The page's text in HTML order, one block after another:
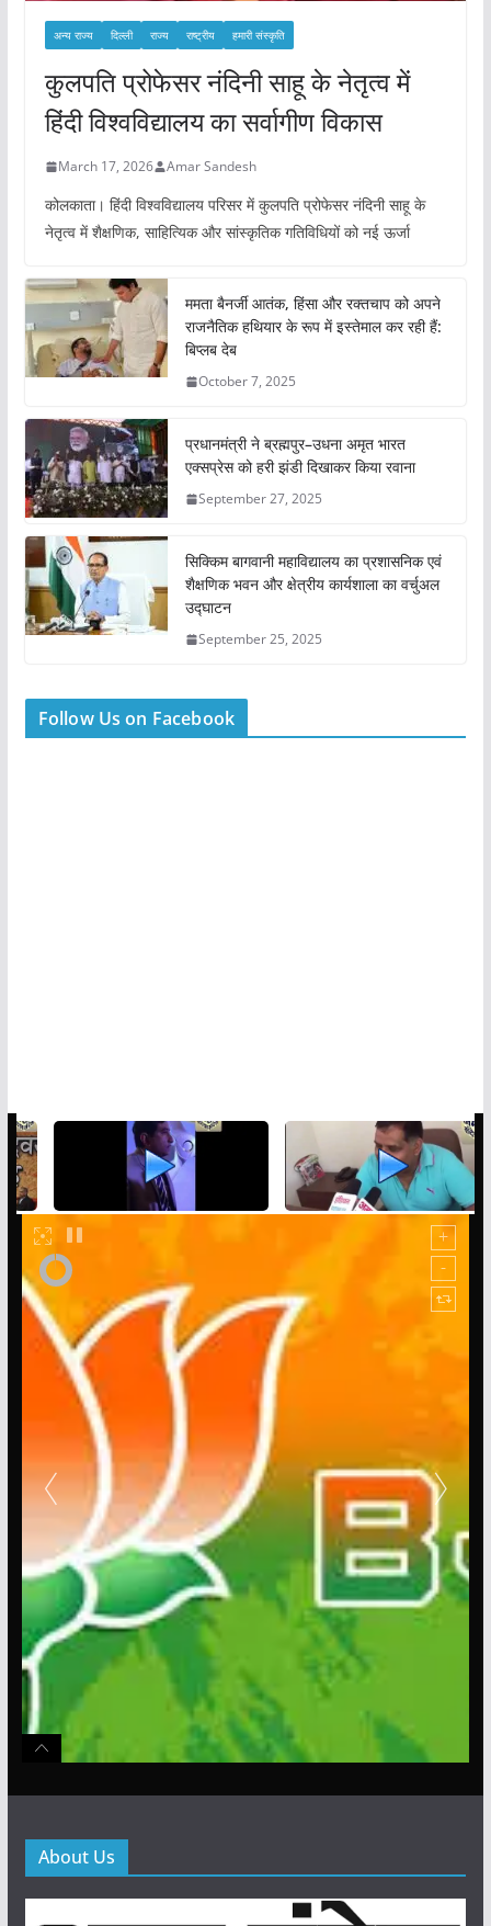
अन्य राज्य दिल्ली राज्य राष्ट्रीय हमारी संस्कृति
कुलपति प्रोफेसर नंदिनी साहू के नेतृत्व में
हिंदी विश्वविद्यालय का सर्वागीण विकास
March 17, 2026 Amar Sandesh
कोलकाता। हिंदी विश्वविद्यालय परिसर में कुलपति प्रोफेसर नंदिनी साहू के
नेतृत्व में शैक्षणिक, साहित्यिक और सांस्कृतिक गतिविधियों को नई ऊर्जा
ममता बैनर्जी आतंक, हिंसा और रक्तचाप को अपने
राजनैतिक हथियार के रूप में इस्तेमाल कर रही हैं:
बिप्लब देब
October 7, 2025
प्रधानमंत्री ने ब्रह्मपुर–उधना अमृत भारत
एक्सप्रेस को हरी झंडी दिखाकर किया रवाना
September 27, 2025
सिक्किम बागवानी महाविद्यालय का प्रशासनिक एवं
शैक्षणिक भवन और क्षेत्रीय कार्यशाला का वर्चुअल
उद्घाटन
September 25, 2025
Follow Us on Facebook
About Us